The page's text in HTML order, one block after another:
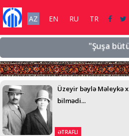
AZ EN RU TR
"Şuşa
Üzeyir bəylə Məleykə
bilmədi...
ƏTRAFLI